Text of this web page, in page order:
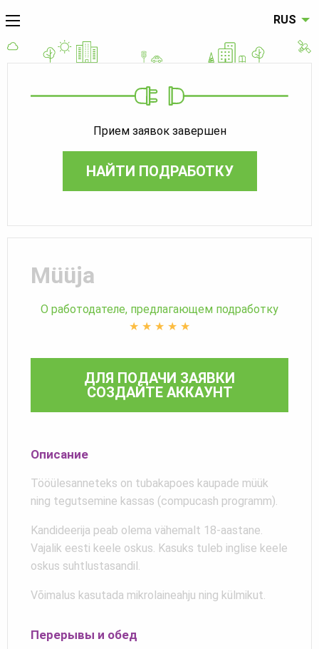
RUS
Прием заявок завершен
НАЙТИ ПОДРАБОТКУ
Müüja
О работодателе, предлагающем подработку
★ ★ ★ ★ ★
ДЛЯ ПОДАЧИ ЗАЯВКИ
СОЗДАЙТЕ АККАУНТ
Описание
Tööülesanneteks on tubakapoes kaupade müük
ning tegutsemine kassas (compucash programm).
Kandideerija peab olema vähemalt 18-aastane.
Vajalik eesti keele oskus. Kasuks tuleb inglise keele
oskus suhtlustasandil.
Võimalus kasutada mikrolaineahju ning külmikut.
Перерывы и обед